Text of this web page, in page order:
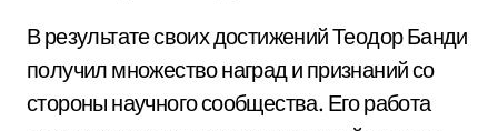
В результате своих достижений Теодор Банди
получил множество наград и признаний со
стороны научного сообщества. Его работа